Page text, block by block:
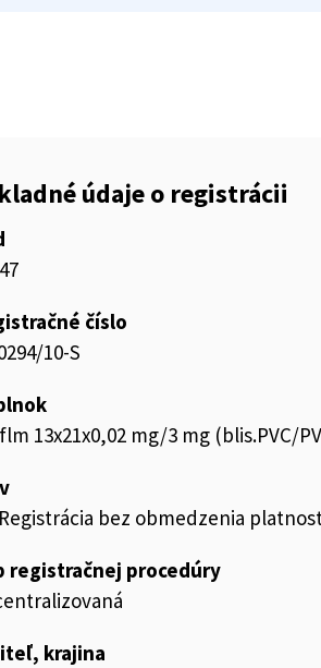
údaje o registrácii
číslo
10-S
13x21x0,02 mg/3 mg (blis.PVC/
bez obmedzenia
registračnej procedúry
krajina